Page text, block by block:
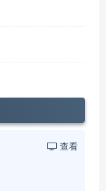
查看